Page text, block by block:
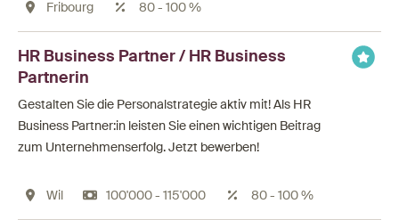
Fribourg 80 - 100 %
HR Business Partner / HR Business
Partnerin
Gestalten Sie die Personalstrategie aktiv mit! Als HR
Business Partner:in leisten Sie einen wichtigen Beitrag
zum Unternehmenserfolg. Jetzt bewerben!
Wil 100'000 - 115'000 80 - 100 %